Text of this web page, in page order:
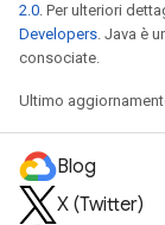
2.0. Per ulteriori
Developers. Java è
consociate.
Ultimo
Blog
X (Twitter)